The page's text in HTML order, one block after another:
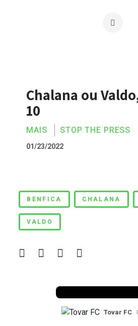
Chalana ou
10
MAIS STOP THE PRESS
01/23/2022
Chalana ou Valdo,
BENFICA CHALANA
VALDO
Tovar FC